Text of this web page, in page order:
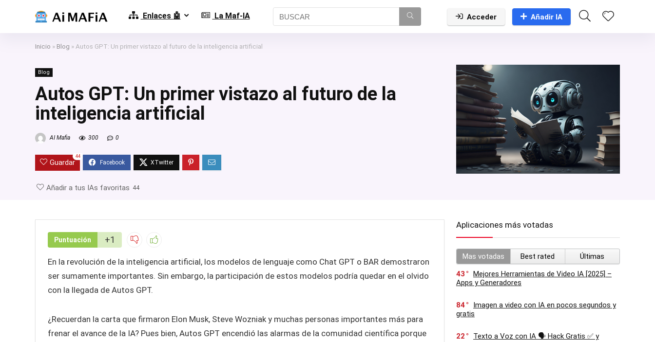
Enlaces 🤖 La Maf-IA Acceder Añadir IA
Inicio » Blog » Autos GPT: Un primer vistazo al futuro de la inteligencia artificial
Blog
Autos GPT: Un primer vistazo al futuro de la
inteligencia artificial
AI Mafia 300 0
Guardar
44
Añadir a tus IAs favoritas 44
Puntuación +1
En la revolución de la inteligencia artificial, los modelos de lenguaje como Chat GPT o BAR demostraron
ser sumamente importantes. Sin embargo, la participación de estos modelos podría quedar en el olvido
con la llegada de Autos GPT.
¿Recuerdan la carta que firmaron Elon Musk, Steve Wozniak y muchas personas importantes más para
frenar el avance de la IA? Pues bien, Autos GPT encendió las alarmas de la comunidad científica porque
Aplicaciones más votadas
Mas votadas Best rated
Últimas
43
Mejores Herramientas de Video IA [2025] –
Apps y Generadores
84
Imagen a video con IA en pocos segundos y
gratis
22
Texto a Voz con IA 🗣️ Hack Gratis ✅ y